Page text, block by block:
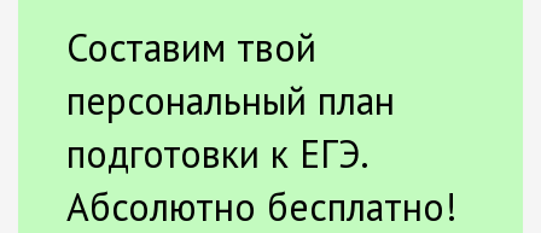
Составим твой
персональный план
подготовки к ЕГЭ.
Абсолютно бесплатно!